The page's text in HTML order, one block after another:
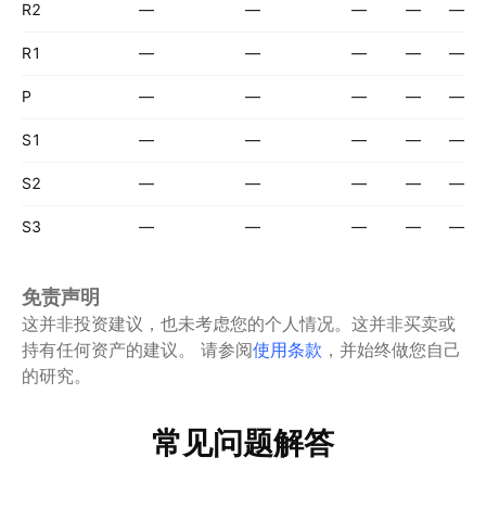
R2 — — — — —
R1 — — — — —
P — — — — —
S1 — — — — —
S2 — — — — —
S3 — — — — —
免责声明
这并非投资建议，也未考虑您的个人情况。这并非买卖或
持有任何资产的建议。
请参阅使用条款 ，并始终做您自己
的研究。
常见问题解答